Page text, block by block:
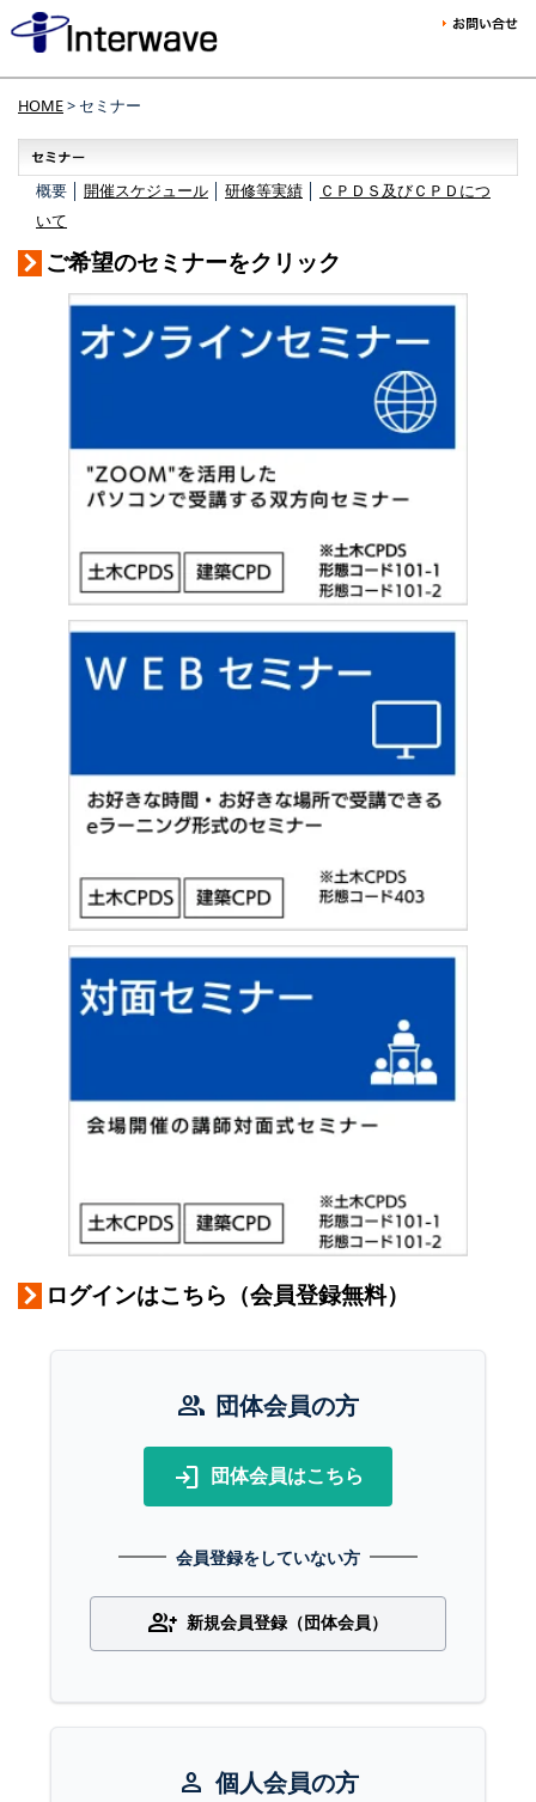
HOME> セミナー
概要 │ 開催スケジュール 研修等実績
ＣＰＤＳ及びＣＰＤにつ
いて
ご希望のセミナーをクリック
ログインはこちら（会員登録無料）
group 団体会員の方
login 団体会員はこちら
会員登録をしていない方
group_add 新規会員登録（団体会員）
person 個人会員の方